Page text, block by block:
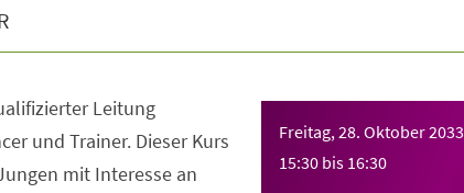
Freitag, 28. Oktober 2033
15:30 bis 16:30
Leitung
und Trainer. Dieser Kurs
mit Interesse an